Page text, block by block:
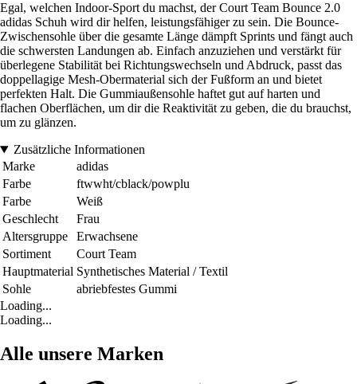
Egal, welchen Indoor-Sport du machst, der Court Team Bounce 2.0
adidas Schuh wird dir helfen, leistungsfähiger zu sein. Die Bounce-
Zwischensohle über die gesamte Länge dämpft Sprints und fängt auch
die schwersten Landungen ab. Einfach anzuziehen und verstärkt für
überlegene Stabilität bei Richtungswechseln und Abdruck, passt das
doppellagige Mesh-Obermaterial sich der Fußform an und bietet
perfekten Halt. Die Gummiaußensohle haftet gut auf harten und
flachen Oberflächen, um dir die Reaktivität zu geben, die du brauchst,
um zu glänzen.
Zusätzliche Informationen
Marke
adidas
Farbe
ftwwht/cblack/powplu
Farbe
Weiß
Geschlecht
Frau
Altersgruppe
Erwachsene
Sortiment
Court Team
Hauptmaterial Synthetisches Material / Textil
Sohle
abriebfestes Gummi
Loading...
Loading...
Alle unsere Marken